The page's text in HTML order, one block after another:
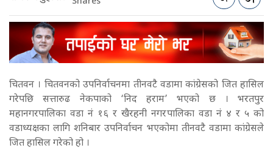
चितवन । चितवनको उपनिर्वाचनमा तीनवटै वडामा कांग्रेसको जित हासिल
गरेपछि सत्तारुढ नेकपाको ‘निद हराम’ भएको छ । भरतपुर
महानगरपालिका वडा नं १६ र खैरहनी नगरपालिका वडा नं ४ र ५ को
वडाध्यक्षका लागि शनिबार उपनिर्वाचन भएकोमा तीनवटै वडामा कांग्रेसले
जित हासिल गरेको हो ।